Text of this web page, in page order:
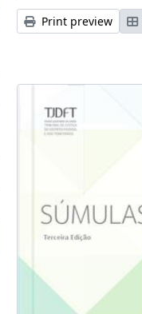
Print preview